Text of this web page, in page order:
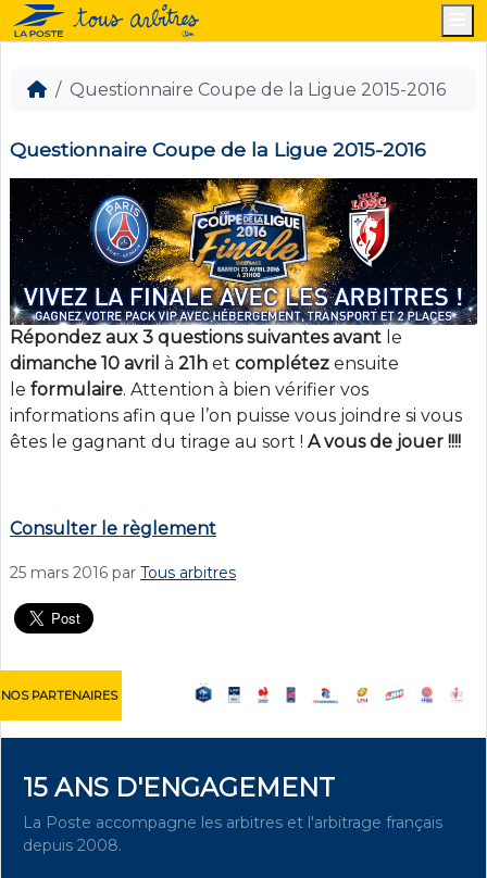
Questionnaire Coupe de la Ligue 2015-2016
Questionnaire Coupe de la Ligue 2015-2016
Répondez aux 3 questions suivantes avant le
dimanche 10 avril à 21h et complétez ensuite
le formulaire. Attention à bien vérifier vos
informations afin que l’on puisse vous joindre si vous
êtes le gagnant du tirage au sort ! A vous de jouer !!!!
Consulter le règlement
25 mars 2016 par Tous arbitres
NOS PARTENAIRES
15 ANS D'ENGAGEMENT
La Poste accompagne les arbitres et l'arbitrage français
depuis 2008.